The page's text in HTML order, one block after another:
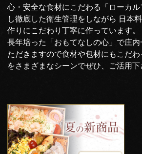
心・安全な食材にこだわる「ローカ
し徹底した衛生管理をしながら 日本
作りにこだわり丁寧に作っています。
長年培った「おもてなしの心」で庄
ただきますので食材や包材にもこだ
をさまざまなシーンでぜひ、ご活用下